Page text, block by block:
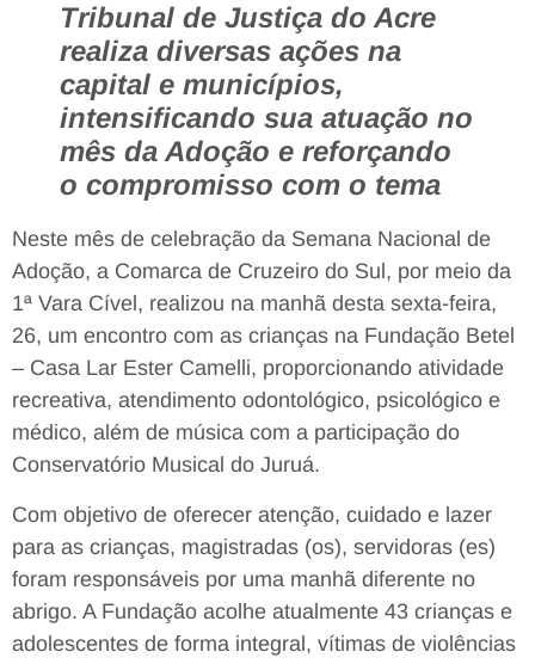
Tribunal de Justiça do Acre
realiza diversas ações na
capital e municípios,
intensificando sua atuação no
mês da Adoção e reforçando
o compromisso com o tema
Neste mês de celebração da Semana Nacional de
Adoção, a Comarca de Cruzeiro do Sul, por meio da
1ª Vara Cível, realizou na manhã desta sexta-feira,
26, um encontro com as crianças na Fundação Betel
– Casa Lar Ester Camelli, proporcionando atividade
recreativa, atendimento odontológico, psicológico e
médico, além de música com a participação do
Conservatório Musical do Juruá.
Com objetivo de oferecer atenção, cuidado e lazer
para as crianças, magistradas (os), servidoras (es)
foram responsáveis por uma manhã diferente no
abrigo. A Fundação acolhe atualmente 43 crianças e
adolescentes de forma integral, vítimas de violências